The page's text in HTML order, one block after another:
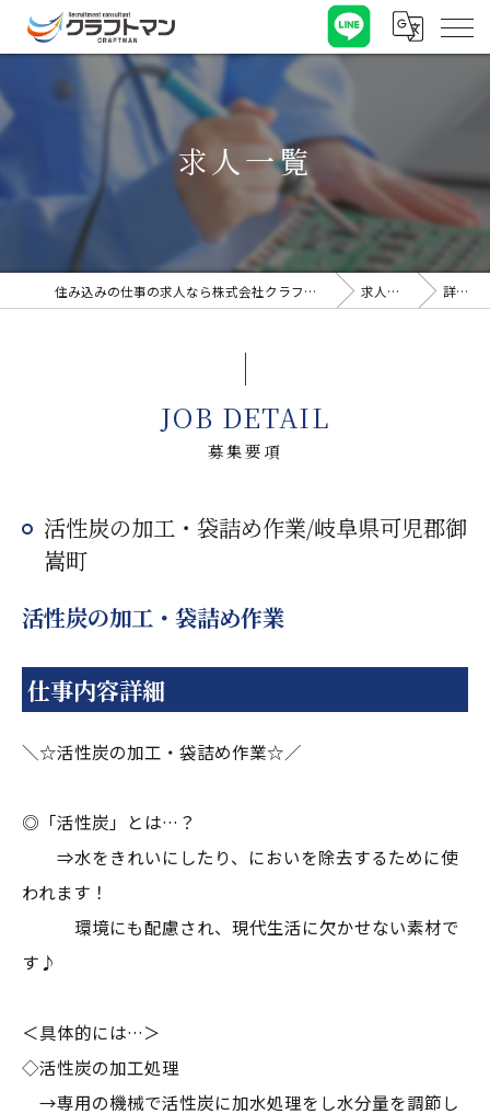
求人一覧
住み込みの仕事の求人なら株式会社クラフトマン 求人一覧 詳細
募集要項
JOB DETAIL
活性炭の加工・袋詰め作業/岐阜県可児郡御
嵩町
活性炭の加工・袋詰め作業
仕事内容詳細
＼☆活性炭の加工・袋詰め作業☆／
◎「活性炭」とは…？
⇒水をきれいにしたり、においを除去するために使
われます！
環境にも配慮され、現代生活に欠かせない素材で
す♪
＜具体的には…＞
◇活性炭の加工処理
→専用の機械で活性炭に加水処理をし水分量を調節し